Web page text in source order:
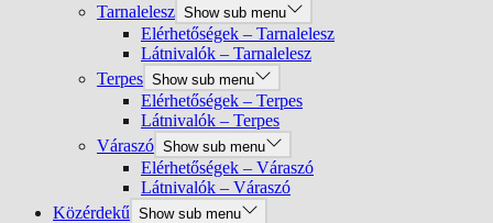
Tarnalelesz Show sub menu
Elérhetőségek – Tarnalelesz
Látnivalók – Tarnalelesz
Terpes Show sub menu
Elérhetőségek – Terpes
Látnivalók – Terpes
Váraszó Show sub menu
Elérhetőségek – Váraszó
Látnivalók – Váraszó
Közérdekű Show sub menu